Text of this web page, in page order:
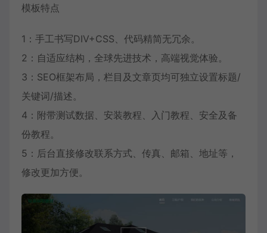
模板特点
1：手工书写DIV+CSS、代码精简无冗余。
2：自适应结构，全球先进技术，高端视觉体验。
3：SEO框架布局，栏目及文章页均可独立设置标题/
关键词/描述。
4：附带测试数据、安装教程、入门教程、安全及备
份教程。
5：后台直接修改联系方式、传真、邮箱、地址等，
修改更加方便。